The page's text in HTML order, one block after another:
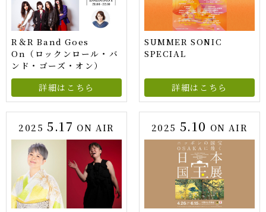
R＆R Band Goes
On（ロックンロール・バ
ンド・ゴーズ・オン）
詳細はこちら
SUMMER SONIC
SPECIAL
詳細はこちら
20255.17 ON AIR 2025 5.10 ON AIR